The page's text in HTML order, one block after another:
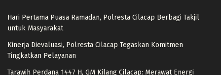
Hari Pertama Puasa Ramadan, Polresta Cilacap Berbagi Takjil
untuk Masyarakat
Kinerja Dievaluasi, Polresta Cilacap Tegaskan Komitmen
Tingkatkan Pelayanan
Tarawih Perdana 1447 H, GM Kilang Cilacap: Merawat Energi